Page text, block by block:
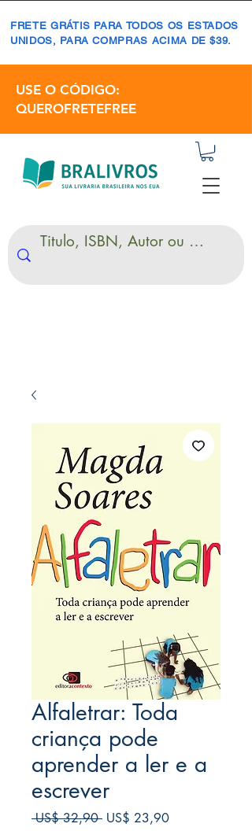
FRETE GRÁTIS PARA TODOS OS ESTADOS
UNIDOS, PARA COMPRAS ACIMA DE $39.
USE O CÓDIGO:
QUEROFRETEFREE
Alfaletrar: Toda
criança pode
aprender a ler e a
escrever
US$ 32,90 Preço
US$ 23,90Preço